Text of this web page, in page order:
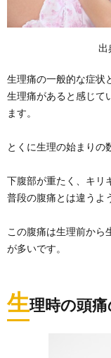
出
生理痛の一般的な症状
生理痛があると感じて
ます。
とくに生理の始まりの
下腹部が重たく、キリ
普段の腹痛とは違うよ
この腹痛は生理前から
が多いです。
生理時の頭